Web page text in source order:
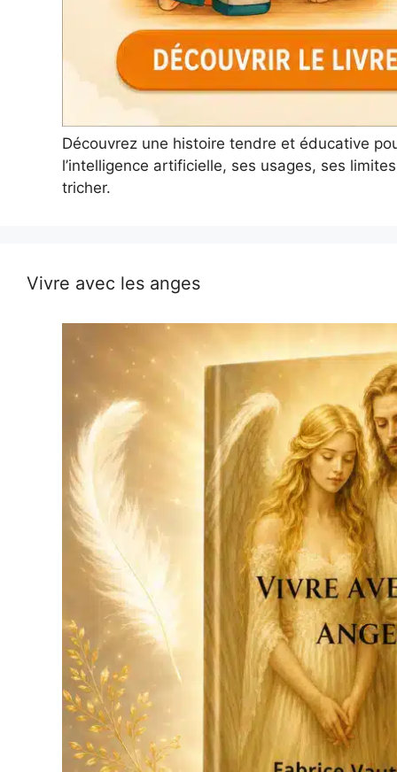
Découvrez une histoire tendre et éducative
l’intelligence artificielle, ses usages, ses
tricher.
Vivre avec les anges